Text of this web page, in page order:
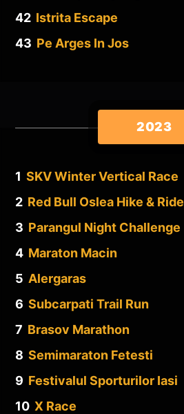
42 Istrita Escape
43 Pe Arges In Jos
2023
1 SKV Winter Vertical Race
2 Red Bull Oslea Hike & Ride
3 Parangul Night Challenge
4 Maraton Macin
5 Alergaras
6 Subcarpati Trail Run
7 Brasov Marathon
8 Semimaraton Fetesti
9 Festivalul Sporturilor Iasi
10 X Race